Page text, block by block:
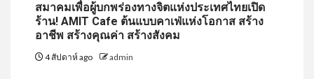
สมาคมเพื่อผู้บกพร่องทางจิตแห่งประเทศไทยเปิด
ร้าน! AMIT Cafe ต้นแบบคาเฟ่แห่งโอกาส สร้าง
อาชีพ สร้างคุณค่า สร้างสังคม
4 สัปดาห์ ago admin